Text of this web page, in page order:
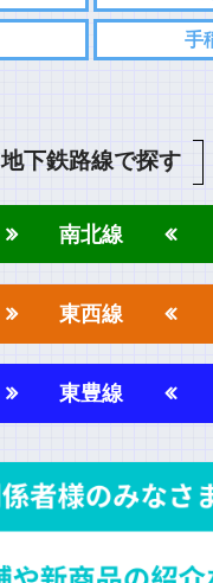
手
地下鉄路線で探す
南北線
東西線
東豊線